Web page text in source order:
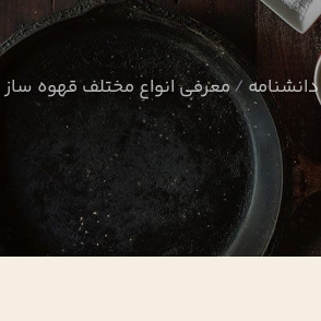
دانشنامه معرفی انواع مختلف قهوه ساز